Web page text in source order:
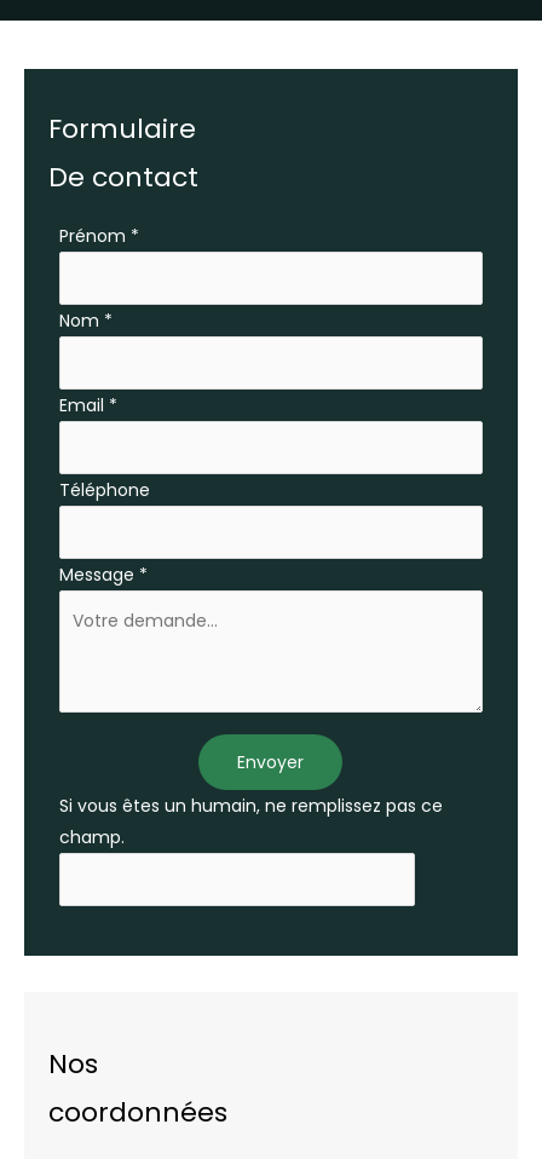
Formulaire
De contact
Formulaire
avec
téléphone
Prénom *
Nom *
Email *
Téléphone
Message *
Envoyer
Si vous êtes un humain, ne remplissez pas ce
champ.
Nos
coordonnées